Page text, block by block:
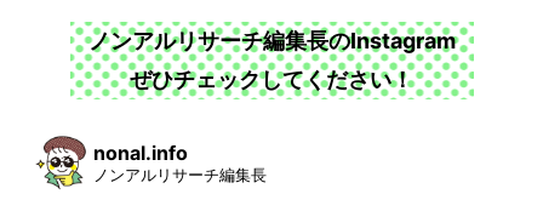
ノンアルリサーチ編集長のInstagram
ぜひチェックしてください！
nonal.info
ノンアルリサーチ編集長